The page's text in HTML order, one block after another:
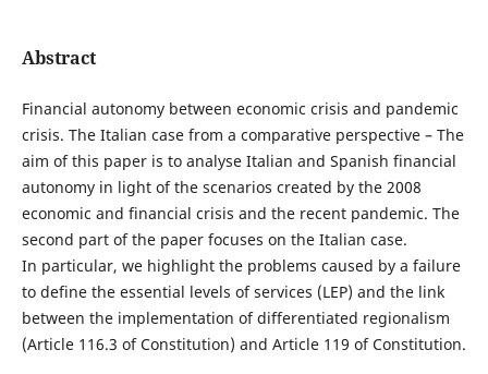
Abstract
Financial autonomy between economic crisis and pandemic
crisis. The Italian case from a comparative perspective – The
aim of this paper is to analyse Italian and Spanish financial
autonomy in light of the scenarios created by the 2008
economic and financial crisis and the recent pandemic. The
second part of the paper focuses on the Italian case.
In particular, we highlight the problems caused by a failure
to define the essential levels of services (LEP) and the link
between the implementation of differentiated regionalism
(Article 116.3 of Constitution) and Article 119 of Constitution.